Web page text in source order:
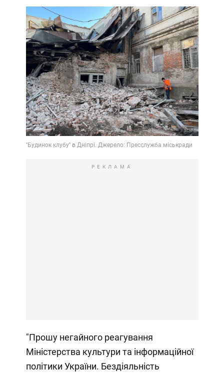
РЕКЛАМА
"Прошу негайного реагування
Міністерства культури та інформаційної
політики України. Бездіяльність